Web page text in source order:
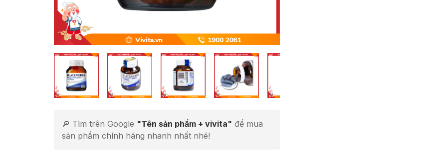
🔎 Tìm trên Google "Tên sản phẩm + vivita" để mua
sản phẩm chính hãng nhanh nhất nhé!